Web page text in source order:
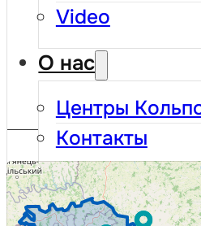
Video
О нас
Центры
Контакты